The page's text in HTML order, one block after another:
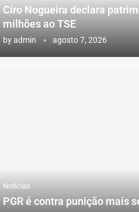
Ciro Nogueira declara
milhões ao TSE
byadmin agosto 7, 2026
Notícias
PGR é contra punição mais